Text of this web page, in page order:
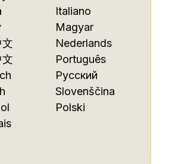
Italiano
Magyar
Nederlands
Português
Русский
Slovenščina
Polski